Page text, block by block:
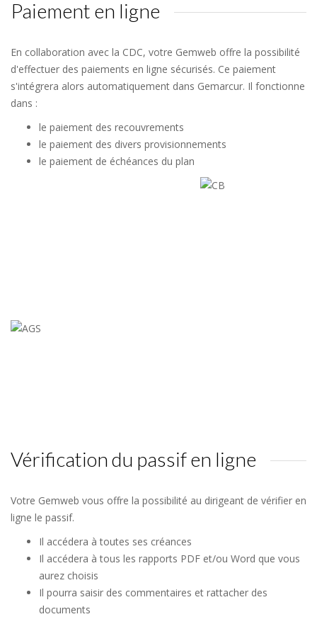
Paiement en ligne
En collaboration avec la CDC, votre Gemweb offre la possibilité
d'effectuer des paiements en ligne sécurisés. Ce paiement
s'intégrera alors automatiquement dans Gemarcur. Il fonctionne
dans :
le paiement des recouvrements
le paiement des divers provisionnements
le paiement de échéances du plan
Vérification du passif en ligne
Votre Gemweb vous offre la possibilité au dirigeant de vérifier en
ligne le passif.
Il accédera à toutes ses créances
Il accédera à tous les rapports PDF et/ou Word que vous
aurez choisis
Il pourra saisir des commentaires et rattacher des
documents